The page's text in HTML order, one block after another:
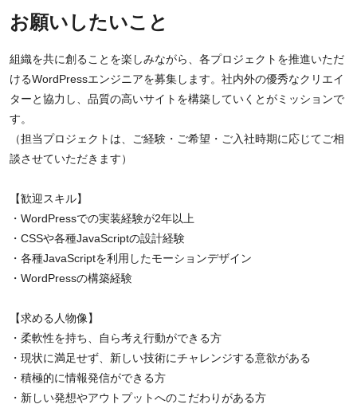
お願いしたいこと
組織を共に創ることを楽しみながら、各プロジェクトを推進いただ
けるWordPressエンジニアを募集します。社内外の優秀なクリエイ
ターと協力し、品質の高いサイトを構築していくとがミッションで
す。
（担当プロジェクトは、ご経験・ご希望・ご入社時期に応じてご相
談させていただきます）
【歓迎スキル】
・WordPressでの実装経験が2年以上
・CSSや各種JavaScriptの設計経験
・各種JavaScriptを利用したモーションデザイン
・WordPressの構築経験
【求める人物像】
・柔軟性を持ち、自ら考え行動ができる方
・現状に満足せず、新しい技術にチャレンジする意欲がある
・積極的に情報発信ができる方
・新しい発想やアウトプットへのこだわりがある方